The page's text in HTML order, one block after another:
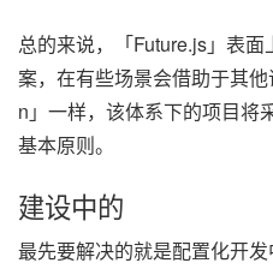
总的来说，「Future.js」表
案，在有些场景会借助于其
n」一样，该体系下的项目将
基本原则。
建设中的
最先要解决的就是配置化开